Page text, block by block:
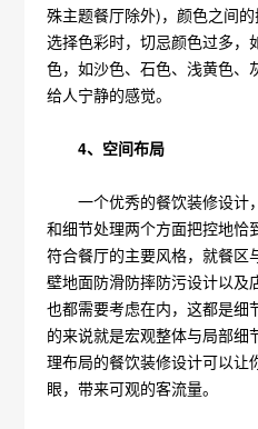
殊主题餐厅除外)，颜色之间的
选择色彩时，切忌颜色过多，
色，如沙色、石色、浅黄色、
给人宁静的感觉。
4、空间布局
一个优秀的餐饮装修设计
和细节处理两个方面把控地恰
符合餐厅的主要风格，就餐区
壁地面防滑防摔防污设计以及
也都需要考虑在内，这都是细
的来说就是宏观整体与局部细
理布局的餐饮装修设计可以让
眼，带来可观的客流量。